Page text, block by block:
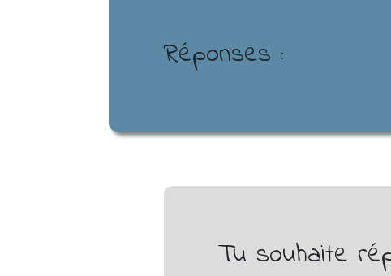
Réponses :
Tu souhaite